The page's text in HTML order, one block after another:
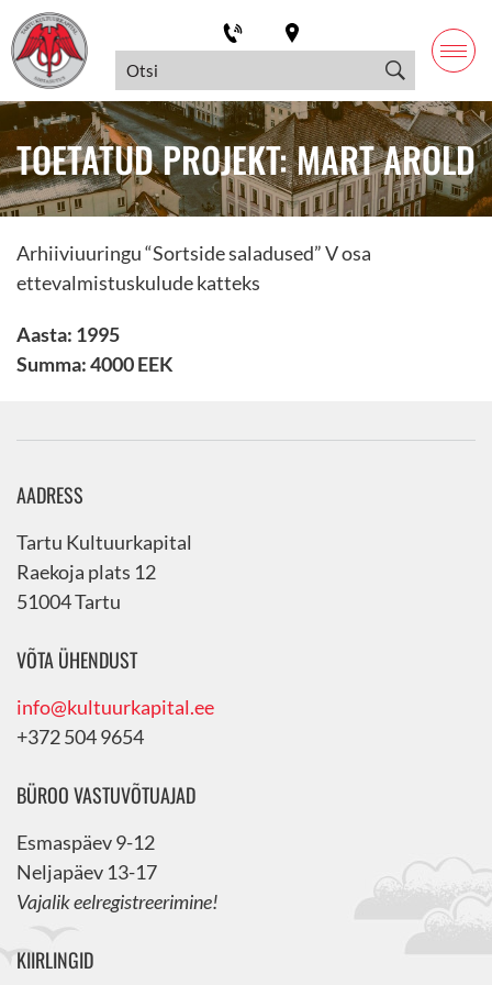
TOETATUD PROJEKT: MART AROLD
Arhiiviuuringu “Sortside saladused” V osa
ettevalmistuskulude katteks
Aasta: 1995
Summa: 4000 EEK
AADRESS
Tartu Kultuurkapital
Raekoja plats 12
51004 Tartu
VÕTA ÜHENDUST
info@kultuurkapital.ee
+372 504 9654
BÜROO VASTUVÕTUAJAD
Esmaspäev 9-12
Neljapäev 13-17
Vajalik eelregistreerimine!
KIIRLINGID